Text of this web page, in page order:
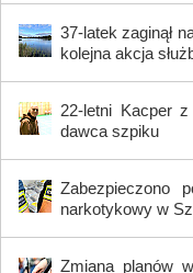
37-latek zaginął
kolejna akcja
22-letni Kacper
dawca szpiku
Zabezpieczono
narkotykowy w
Zmiana planów